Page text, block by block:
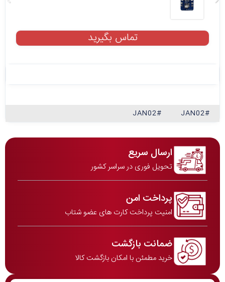
تماس بگیرید
#JAN02
#JAN02
ارسال سریع
تحویل فوری در سراسر کشور
پرداخت امن
امنیت پرداخت کارت های عضو شتاب
ضمانت بازگشت
خرید مطمئن با امکان بازگشت کالا